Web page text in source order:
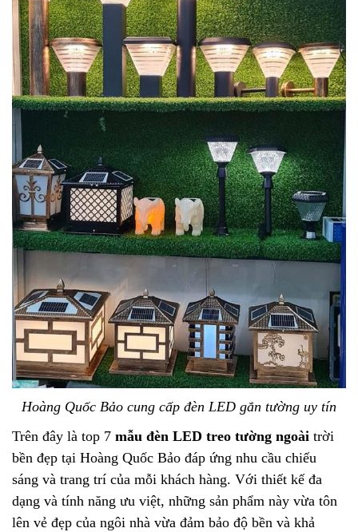
Hoàng Quốc Bảo cung cấp đèn LED gắn tường uy tín
Trên đây là top 7 mẫu đèn LED treo tường ngoài trời
bền đẹp tại Hoàng Quốc Bảo đáp ứng nhu cầu chiếu
sáng và trang trí của mỗi khách hàng. Với thiết kế đa
dạng và tính năng ưu việt, những sản phẩm này vừa tôn
lên vẻ đẹp của ngôi nhà vừa đảm bảo độ bền và khả